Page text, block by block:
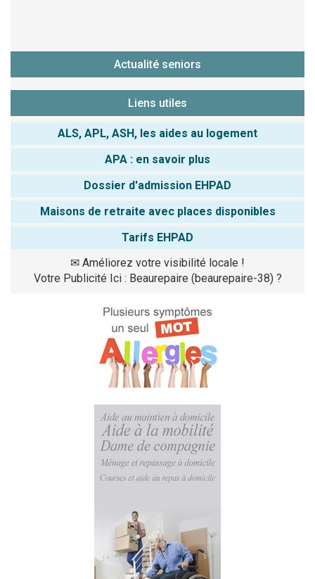
Actualité seniors
Liens utiles
ALS, APL, ASH, les aides au logement
APA : en savoir plus
Dossier d'admission EHPAD
Maisons de retraite avec places disponibles
Tarifs EHPAD
✉ Améliorez votre visibilité locale !
Votre Publicité Ici : Beaurepaire (beaurepaire-38) ?